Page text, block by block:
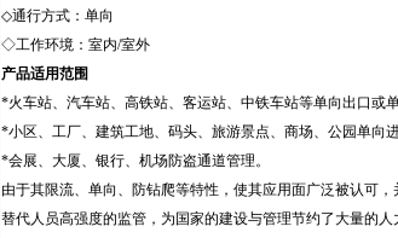
◇通行方式：单向
◇工作环境：室内/室外
产品适用范围
*火车站、汽车站、高铁站、客运站、中铁车站等单向出口或
*小区、工厂、建筑工地、码头、旅游景点、商场、公园单向
*会展、大厦、银行、机场防盗通道管理。
由于其限流、单向、防钻爬等特性，使其应用面广泛被认可
替代人员高强度的监管，为国家的建设与管理节约了大量的人